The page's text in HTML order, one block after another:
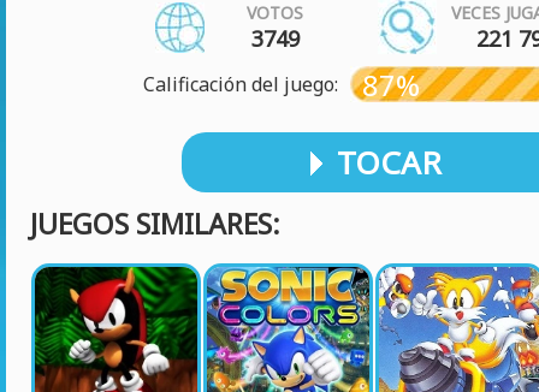
VOTOS
3749
VECES
221
Calificación del juego: 87%
TOCAR
JUEGOS SIMILARES: